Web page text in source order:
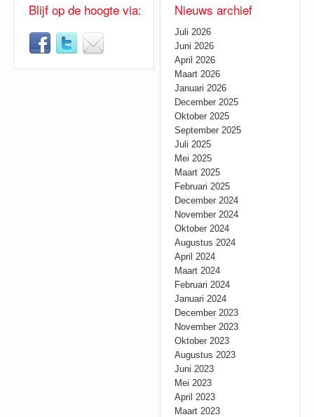
Blijf op de hoogte via: Nieuws archief
Juli 2026
Juni 2026
April 2026
Maart 2026
Januari 2026
December 2025
Oktober 2025
September 2025
Juli 2025
Mei 2025
Maart 2025
Februari 2025
December 2024
November 2024
Oktober 2024
Augustus 2024
April 2024
Maart 2024
Februari 2024
Januari 2024
December 2023
November 2023
Oktober 2023
Augustus 2023
Juni 2023
Mei 2023
April 2023
Maart 2023